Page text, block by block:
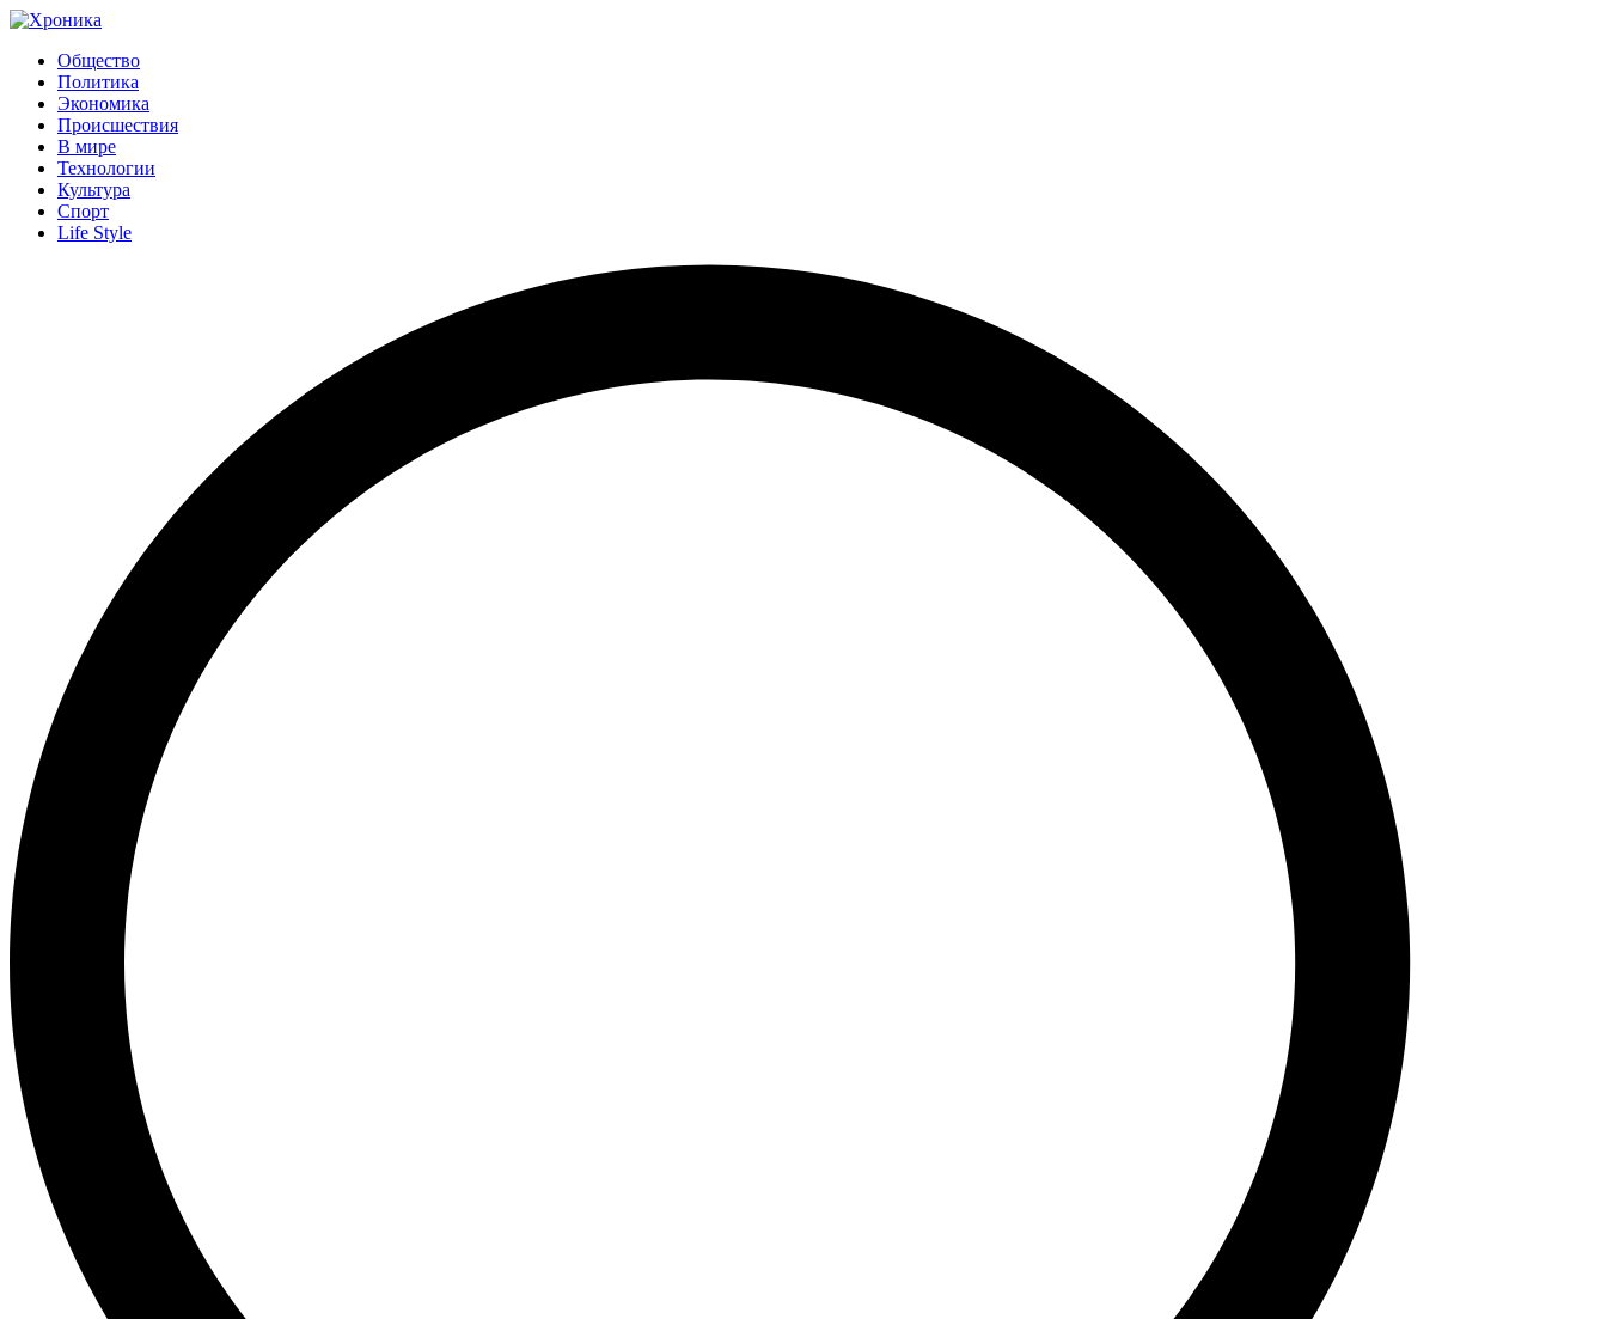
Общество
Политика
Экономика
Происшествия
В мире
Технологии
Культура
Спорт
Life Style